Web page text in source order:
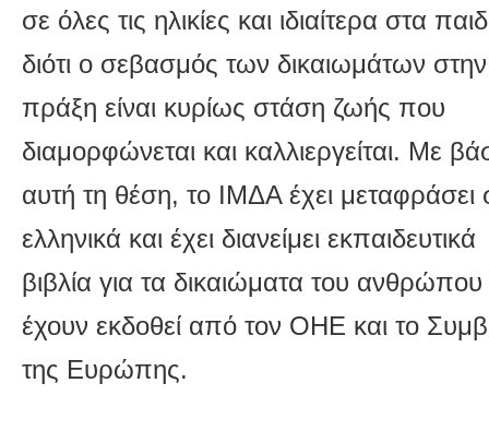
σε όλες τις ηλικίες και ιδιαίτερα στα
διότι ο σεβασμός των δικαιωμάτων στην
πράξη είναι κυρίως στάση ζωής που
διαμορφώνεται και καλλιεργείται. Με
αυτή τη θέση, το ΙΜΔΑ έχει μεταφράσει
ελληνικά και έχει διανείμει εκπαιδευτικά
βιβλία για τα δικαιώματα του
έχουν εκδοθεί από τον ΟΗΕ και το
της Ευρώπης.